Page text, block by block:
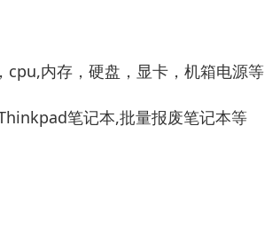
cpu,内存，硬盘，显卡，机箱电源等
笔记本,批量报废笔记本等